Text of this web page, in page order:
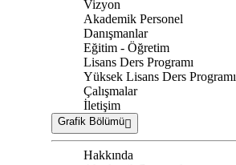
Vizyon
Akademik Personel
Danışmanlar
Eğitim - Öğretim
Lisans Ders Programı
Yüksek Lisans Ders Programı
Çalışmalar
İletişim
Grafik Bölümü
Hakkında